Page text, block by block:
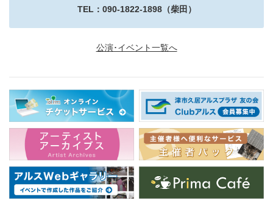
TEL：090-1822-1898（柴田）
公演･イベント一覧へ